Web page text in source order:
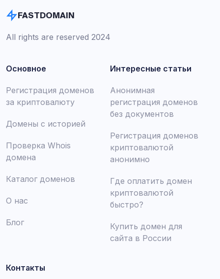
FASTDOMAIN
All rights are reserved 2024
Основное
Регистрация доменов
за криптовалюту
Домены с историей
Проверка Whois
домена
Каталог доменов
О нас
Блог
Интересные статьи
Анонимная
регистрация доменов
без документов
Регистрация доменов
криптовалютой
анонимно
Где оплатить домен
криптовалютой
быстро?
Купить домен для
сайта в России
Контакты